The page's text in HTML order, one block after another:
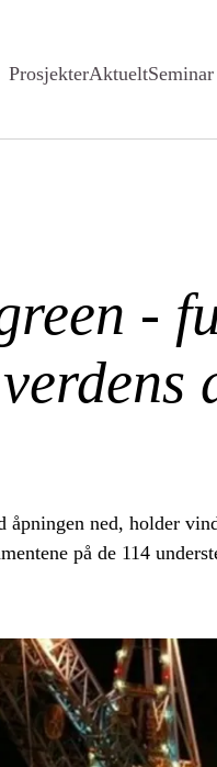
ProsjekterAktuelt
-
verdens
ned, holder
på de 114